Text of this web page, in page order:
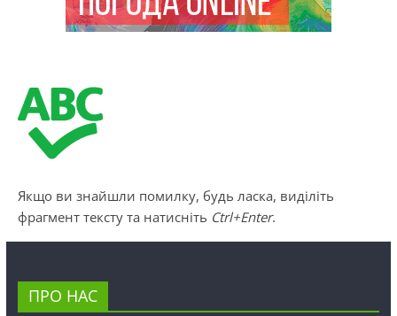
Якщо ви знайшли помилку, будь ласка, виділіть
фрагмент тексту та натисніть Ctrl+Enter.
ПРО НАС